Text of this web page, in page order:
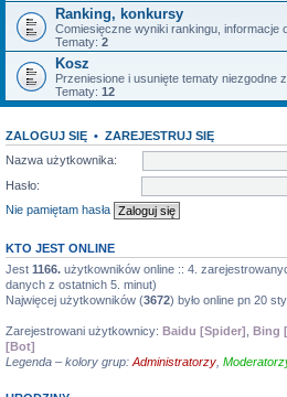
Ranking, konkursy
Comiesięczne wyniki rankingu, informacje
Tematy: 2
Kosz
Przeniesione i usunięte tematy niezgodne
Tematy: 12
ZALOGUJ SIĘ • ZAREJESTRUJ SIĘ
Nazwa użytkownika:
Hasło:
Nie pamiętam hasła
KTO JEST ONLINE
Jest 1166. użytkowników online :: 4.
danych z ostatnich 5. minut)
Najwięcej użytkowników (3672) było online pn 20
Zarejestrowani użytkownicy: Baidu [Spider] Bing
[Bot]
Legenda – kolory grup: Administratorzy